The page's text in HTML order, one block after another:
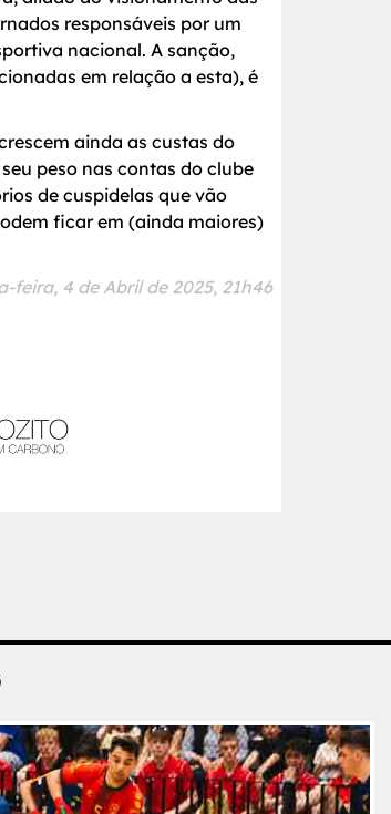
responsáveis por um
nacional. A sanção,
em relação a esta), é
ainda as custas do
peso nas contas do clube
de cuspidelas que vão
ficar em (ainda maiores)
feira, 4 de Abril de 2025, 21h46